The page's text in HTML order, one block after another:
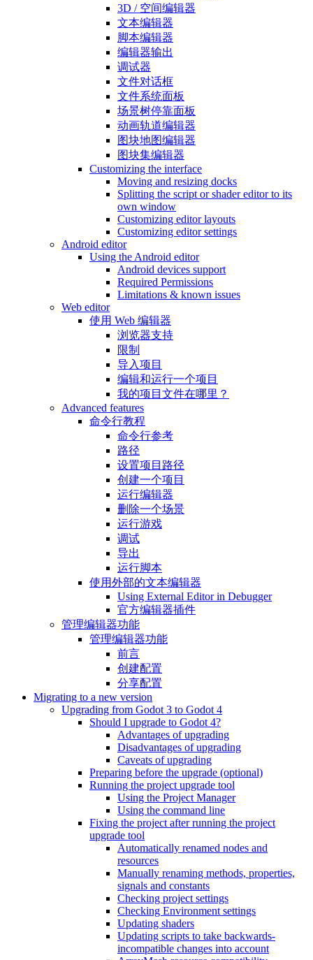
3D / 空间编辑器
文本编辑器
脚本编辑器
编辑器输出
调试器
文件对话框
文件系统面板
场景树停靠面板
动画轨道编辑器
图块地图编辑器
图块集编辑器
Customizing the interface
Moving and resizing docks
Splitting the script or shader editor to its
own window
Customizing editor layouts
Customizing editor settings
Android editor
Using the Android editor
Android devices support
Required Permissions
Limitations & known issues
Web editor
使用 Web 编辑器
浏览器支持
限制
导入项目
编辑和运行一个项目
我的项目文件在哪里？
Advanced features
命令行教程
命令行参考
路径
设置项目路径
创建一个项目
运行编辑器
删除一个场景
运行游戏
调试
导出
运行脚本
使用外部的文本编辑器
Using External Editor in Debugger
官方编辑器插件
管理编辑器功能
管理编辑器功能
前言
创建配置
分享配置
Migrating to a new version
Upgrading from Godot 3 to Godot 4
Should I upgrade to Godot 4?
Advantages of upgrading
Disadvantages of upgrading
Caveats of upgrading
Preparing before the upgrade (optional)
Running the project upgrade tool
Using the Project Manager
Using the command line
Fixing the project after running the project
upgrade tool
Automatically renamed nodes and
resources
Manually renaming methods, properties,
signals and constants
Checking project settings
Checking Environment settings
Updating shaders
Updating scripts to take backwards-
incompatible changes into account